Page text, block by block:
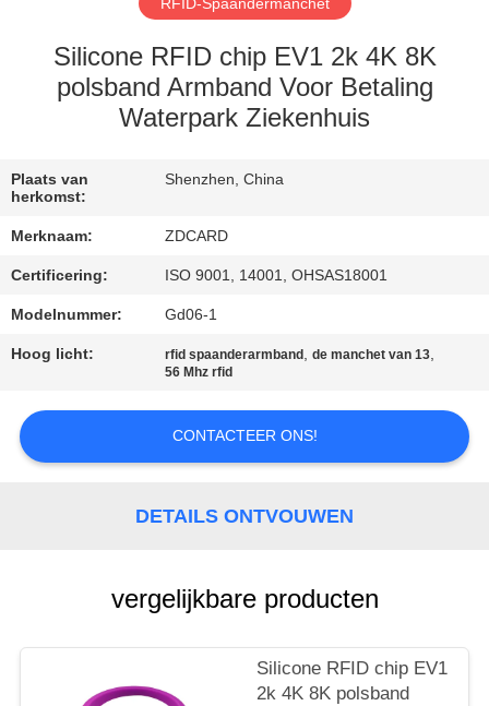
KWALITEITSCONTROLE
CONTACTEER
GEVALLEN
SITEMAP
PRIVACY
POLICY
RFID-Spaandermanchet
Silicone RFID chip EV1 2k 4K 8K
polsband Armband Voor Betaling
Waterpark Ziekenhuis
Plaats van
herkomst:
Shenzhen, China
Merknaam: ZDCARD
Certificering: ISO 9001, 14001, OHSAS18001
Modelnummer: Gd06-1
Hoog licht: rfid spaanderarmband ,de manchet van 13,
56 Mhz rfid
CONTACTEER ONS!
DETAILS ONTVOUWEN
vergelijkbare producten
Silicone RFID chip EV1
2k 4K 8K polsband